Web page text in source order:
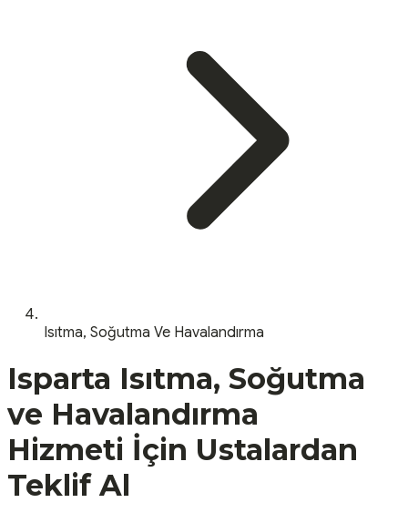
Isıtma, Soğutma Ve Havalandırma
Isparta Isıtma, Soğutma
ve Havalandırma
Hizmeti İçin Ustalardan
Teklif Al